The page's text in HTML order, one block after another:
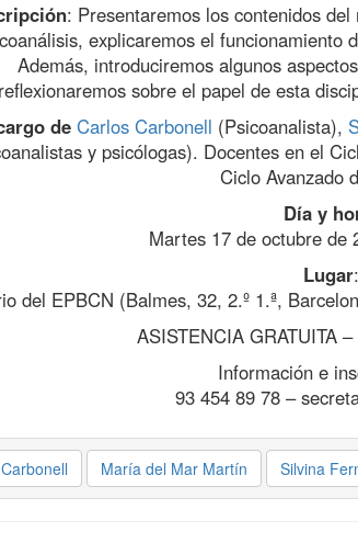
: Presentaremos los contenidos
explicaremos el funcionamiento
Además, introduciremos algunos
reflexionaremos sobre el papel de esta
de Carlos Carbonell (Psicoanalista),
y psicólogas). Docentes en el
Ciclo Avanzado
Día y
Martes 17 de octubre de
Lugar:
del EPBCN (Balmes, 32, 2.º 1.ª,
ASISTENCIA GRATUITA
Información e
93 454 89 78 –
María del Mar Martín Silvina